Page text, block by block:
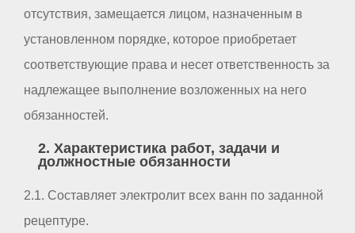
отсутствия, замещается лицом, назначенным в
установленном порядке, которое приобретает
соответствующие права и несет ответственность за
надлежащее выполнение возложенных на него
обязанностей.
2. Характеристика работ, задачи и
должностные обязанности
2.1. Составляет электролит всех ванн по заданной
рецептуре.